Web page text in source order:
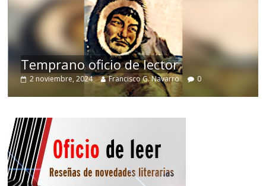
Temprano oficio de lector
2 noviembre, 2024 Francisco G. Navarro 0